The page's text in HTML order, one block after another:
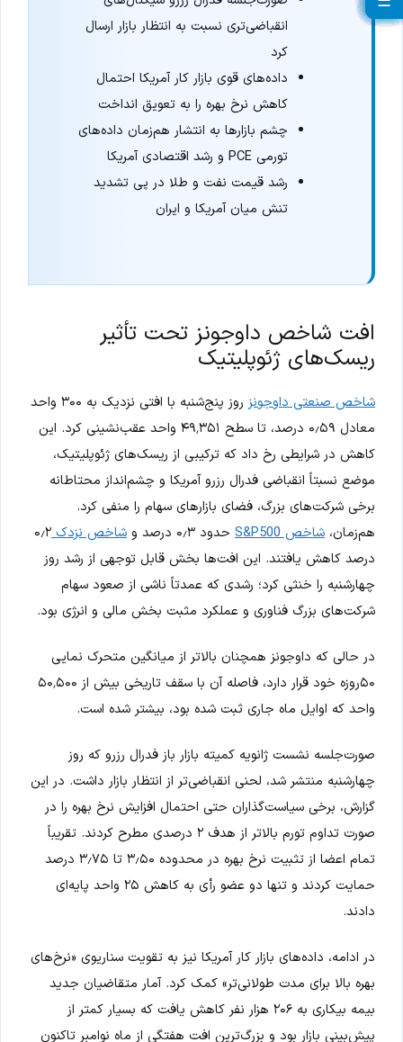
انقباضی‌تری نسبت به انتظار بازار ارسال
کرد
داده‌های قوی بازار کار آمریکا احتمال
کاهش نرخ بهره را به تعویق انداخت
چشم بازارها به انتشار هم‌زمان داده‌های
تورمی PCE و رشد اقتصادی آمریکا
رشد قیمت نفت و طلا در پی تشدید
تنش میان آمریکا و ایران
افت شاخص داوجونز تحت تأثیر
ریسک‌های ژئوپلیتیک
شاخص صنعتی داوجونز
روز پنج‌شنبه با افتی نزدیک به ۳۰۰ واحد
معادل ۰٫۵۹ درصد، تا سطح ۴۹٬۳۵۱ واحد عقب‌نشینی کرد. این
کاهش در شرایطی رخ داد که ترکیبی از ریسک‌های ژئوپلیتیک،
موضع نسبتاً انقباضی فدرال رزرو آمریکا و چشم‌انداز محتاطانه
برخی شرکت‌های بزرگ، فضای بازارهای سهام را منفی کرد.
هم‌زمان، شاخص S&P500 حدود ۰٫۳ درصد و شاخص نزدک۰٫۲
درصد کاهش یافتند. این افت‌ها بخش قابل توجهی از رشد روز
چهارشنبه را خنثی کرد؛ رشدی که عمدتاً ناشی از صعود سهام
شرکت‌های بزرگ فناوری و عملکرد مثبت بخش مالی و انرژی بود.
در حالی که داوجونز همچنان بالاتر از میانگین متحرک نمایی
۵۰روزه خود قرار دارد، فاصله آن با سقف تاریخی بیش از ۵۰٬۵۰۰
واحد که اوایل ماه جاری ثبت شده بود، بیشتر شده است.
صورت‌جلسه نشست ژانویه کمیته بازار باز فدرال رزرو که روز
چهارشنبه منتشر شد، لحنی انقباضی‌تر از انتظار بازار داشت. در این
گزارش، برخی سیاست‌گذاران حتی احتمال افزایش نرخ بهره را در
صورت تداوم تورم بالاتر از هدف ۲ درصدی مطرح کردند. تقریباً
تمام اعضا از تثبیت نرخ بهره در محدوده ۳٫۵۰ تا ۳٫۷۵ درصد
حمایت کردند و تنها دو عضو رأی به کاهش ۲۵ واحد پایه‌ای
دادند.
در ادامه، داده‌های بازار کار آمریکا نیز به تقویت سناریوی «نرخ‌های
بهره بالا برای مدت طولانی‌تر» کمک کرد. آمار متقاضیان جدید
بیمه بیکاری به ۲۰۶ هزار نفر کاهش یافت که بسیار کمتر از
پیش‌بینی بازار بود و بزرگ‌ترین افت هفتگی از ماه نوامبر تاکنون